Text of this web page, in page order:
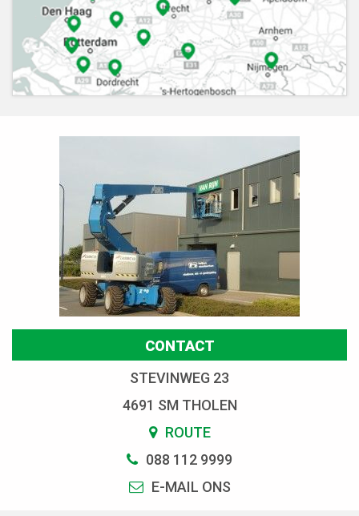
CONTACT
STEVINWEG 23
4691 SM THOLEN
ROUTE
088 112 9999
E-MAIL ONS